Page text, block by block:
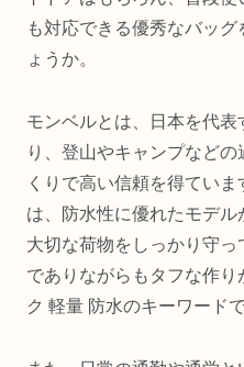
も対応できる優秀なバッ
ょうか。
モンベルとは、日本を代
り、登山やキャンプなど
くりで高い信頼を得てい
は、防水性に優れたモデ
大切な荷物をしっかり守
でありながらもタフな作
ク 軽量 防水のキーワード